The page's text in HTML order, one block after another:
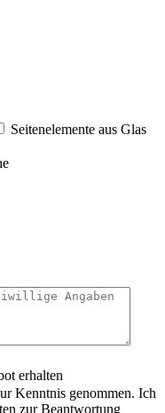
Seitenelemente aus Glas
erhalten
Kenntnis genommen. Ich
zur Beantwortung